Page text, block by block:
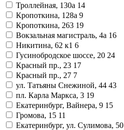
Троллейная, 130а 14
Кропоткина, 128а 9
Кропоткина, 263 19
Вокзальная магистраль, 4а 16
Никитина, 62 к1 6
Гусинобродское шоссе, 20 24
Красный пр., 23 17
Красный пр., 27 7
ул. Татьяны Снежиной, 44 43
пл. Карла Маркса, 3 19
Екатеринбург, Вайнера, 9 15
Громова, 15 11
Екатеринбург, ул. Сулимова, 50